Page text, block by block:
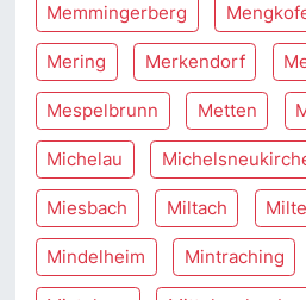
Memmingerberg
Mering Merkendorf
Mespelbrunn Metten
Michelau
Miesbach Miltach
Mindelheim Mintraching